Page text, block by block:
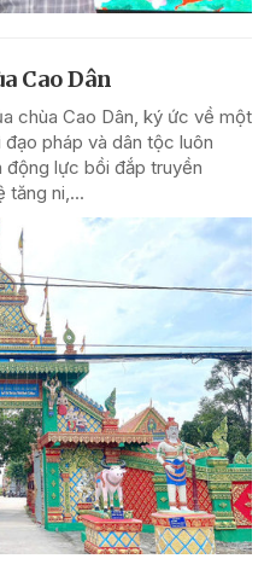
Cao Dân
chùa Cao Dân, ký ức về một
pháp và dân tộc luôn
động lực bồi đắp truyền
tăng ni,...